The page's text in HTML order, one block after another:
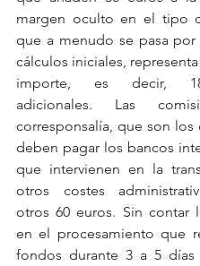
margen oculto en el tipo
que a menudo se pasa
cálculos iniciales,
importe, es decir,
adicionales. Las
corresponsalía, que son los
deben pagar los bancos
que intervienen en la
otros costes
otros 60 euros. Sin contar
en el procesamiento que
fondos durante 3 a 5 días